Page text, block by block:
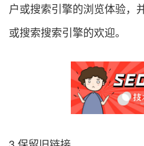
户或搜索引擎的浏览体验，
或搜索搜索引擎的欢迎。